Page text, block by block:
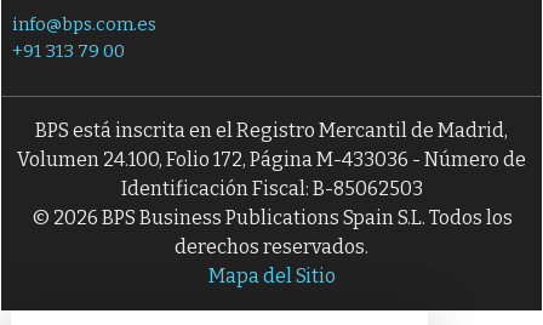
info@bps.com.es
+91 313 79 00
BPS está inscrita en el Registro Mercantil de Madrid,
Volumen 24.100, Folio 172, Página M-433036 - Número de
Identificación Fiscal: B-85062503
© 2026 BPS Business Publications Spain S.L. Todos los
derechos reservados.
Mapa del Sitio